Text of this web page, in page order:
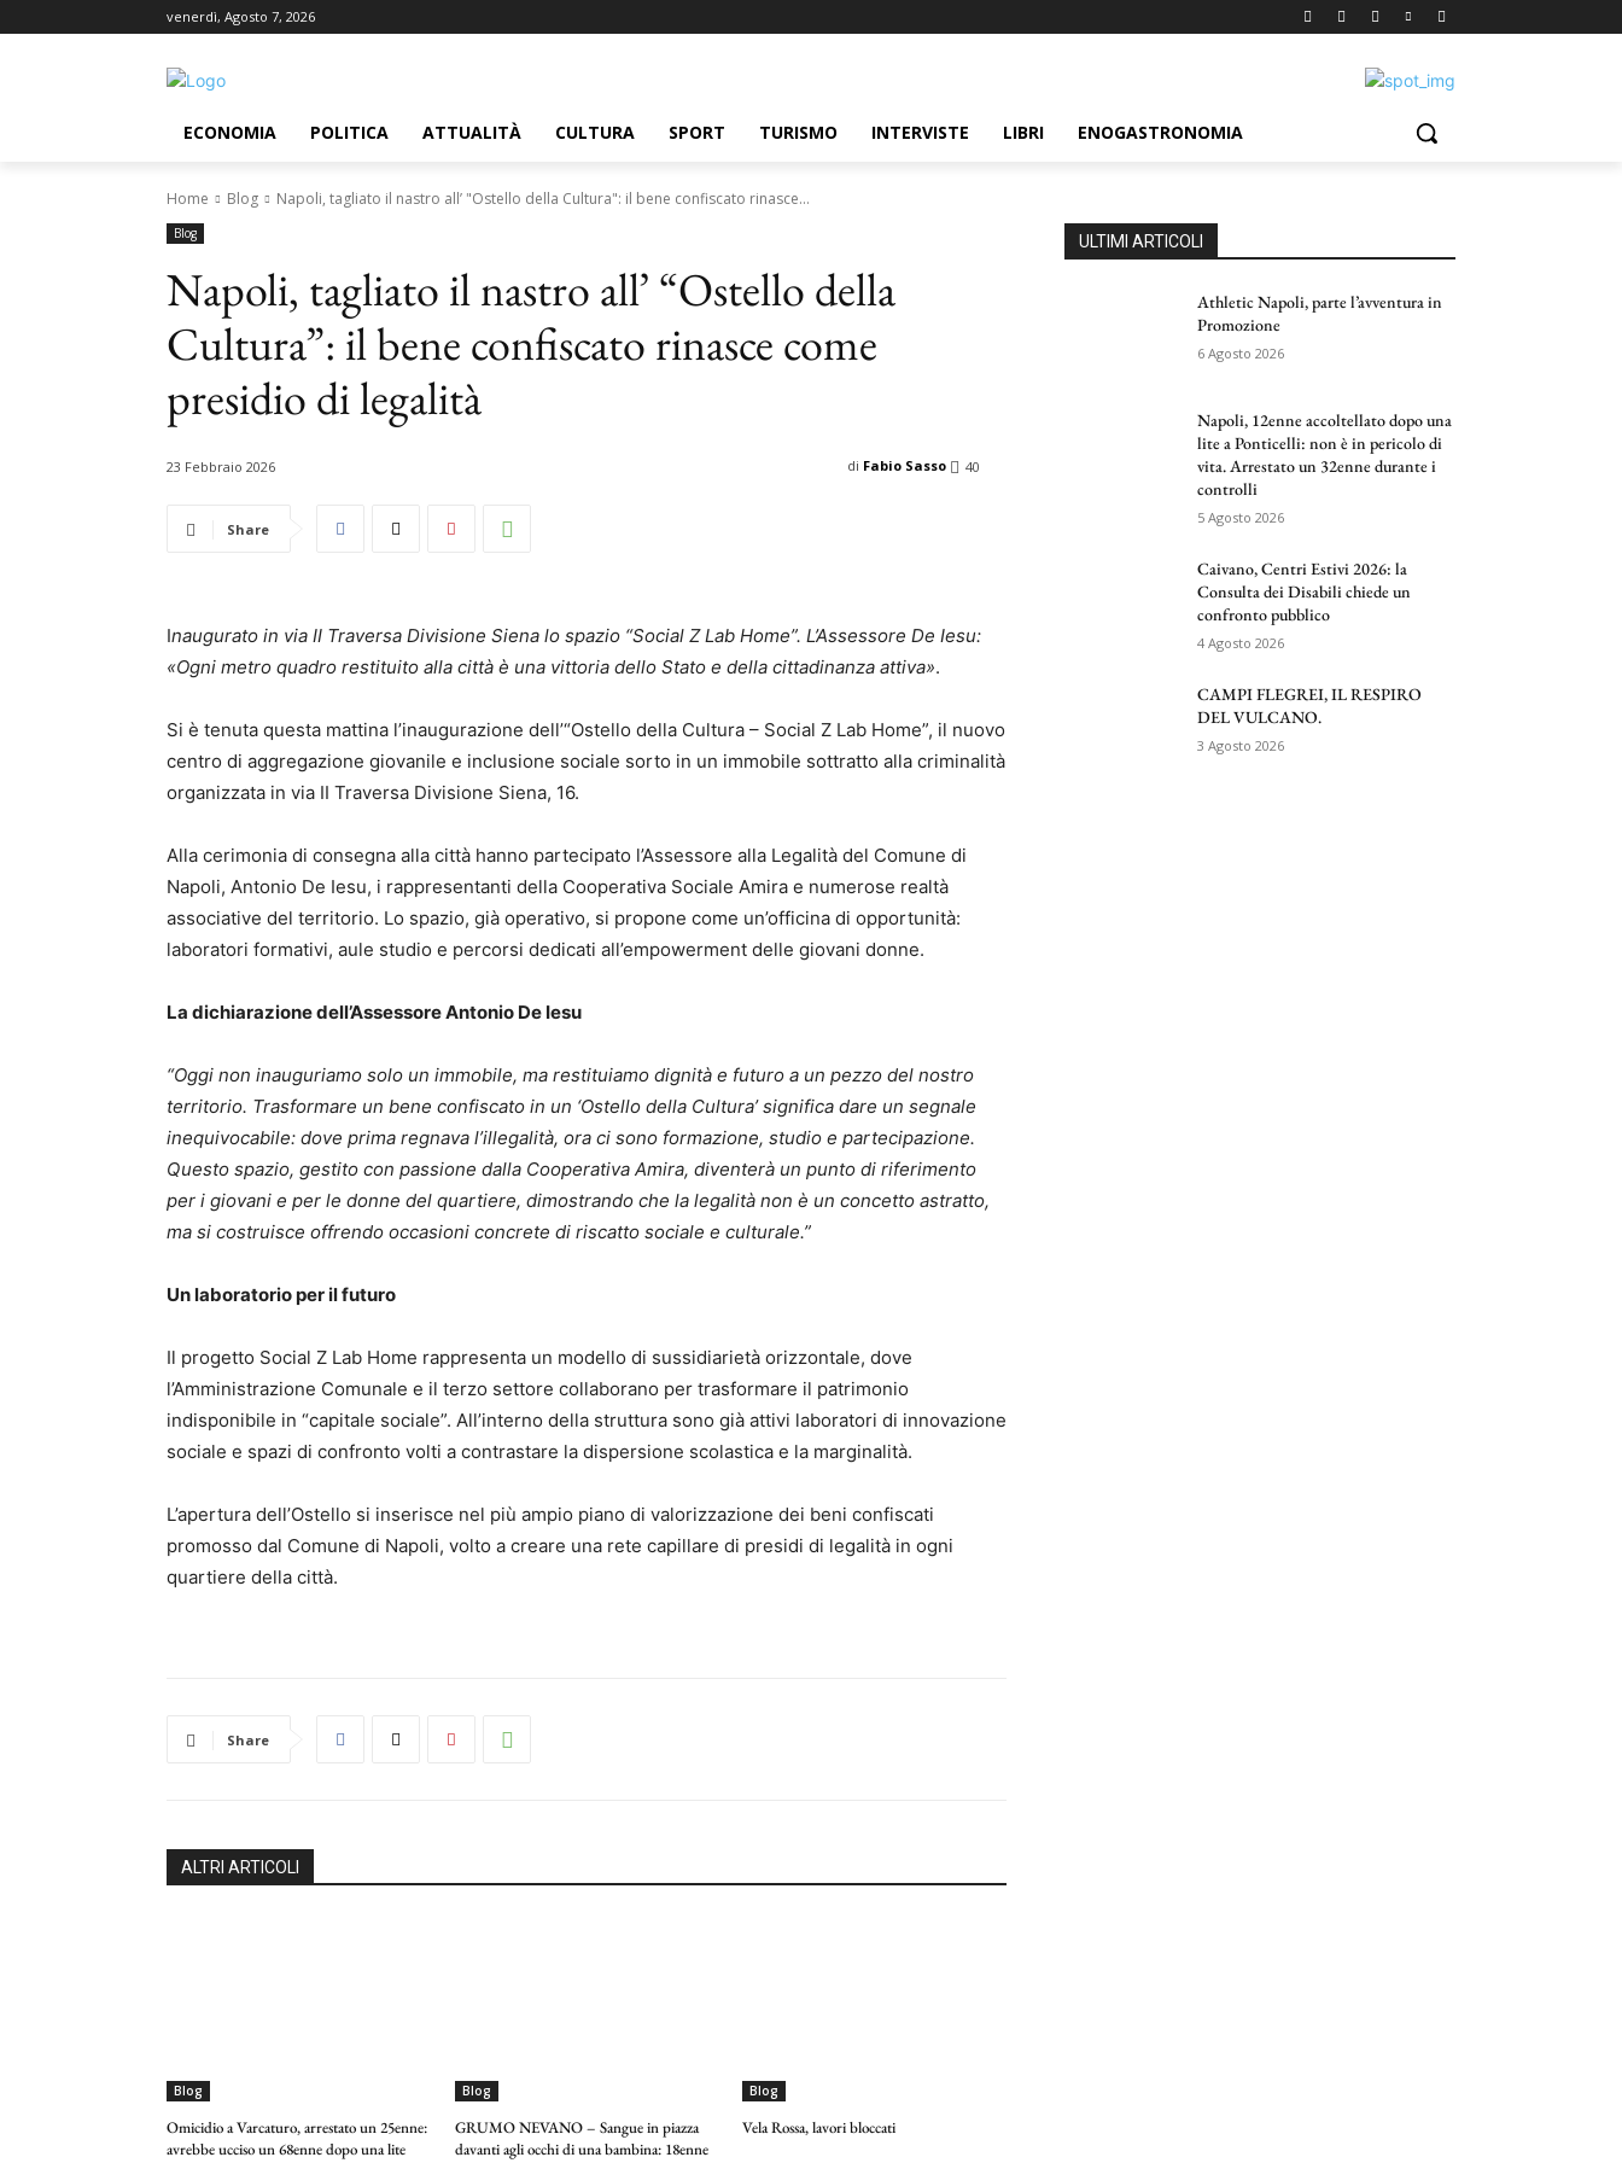
venerdì, Agosto 7, 2026
ECONOMIA POLITICA ATTUALITÀ CULTURA SPORT TURISMO INTERVISTE LIBRI ENOGASTRONOMIA
Home Blog Napoli, tagliato il nastro all’ "Ostello della Cultura": il bene confiscato rinasce...
Blog
Napoli, tagliato il nastro all’ “Ostello della
Cultura”: il bene confiscato rinasce come
presidio di legalità
23 Febbraio 2026 40
di Fabio Sasso
Share
Inaugurato in via II Traversa Divisione Siena lo spazio “Social Z Lab Home”. L’Assessore De Iesu:
«Ogni metro quadro restituito alla città è una vittoria dello Stato e della cittadinanza attiva».
Si è tenuta questa mattina l’inaugurazione dell’“Ostello della Cultura – Social Z Lab Home”, il nuovo
centro di aggregazione giovanile e inclusione sociale sorto in un immobile sottratto alla criminalità
organizzata in via II Traversa Divisione Siena, 16.
Alla cerimonia di consegna alla città hanno partecipato l’Assessore alla Legalità del Comune di
Napoli, Antonio De Iesu, i rappresentanti della Cooperativa Sociale Amira e numerose realtà
associative del territorio. Lo spazio, già operativo, si propone come un’officina di opportunità:
laboratori formativi, aule studio e percorsi dedicati all’empowerment delle giovani donne.
La dichiarazione dell’Assessore Antonio De Iesu
“Oggi non inauguriamo solo un immobile, ma restituiamo dignità e futuro a un pezzo del nostro
territorio. Trasformare un bene confiscato in un ‘Ostello della Cultura’ significa dare un segnale
inequivocabile: dove prima regnava l’illegalità, ora ci sono formazione, studio e partecipazione.
Questo spazio, gestito con passione dalla Cooperativa Amira, diventerà un punto di riferimento
per i giovani e per le donne del quartiere, dimostrando che la legalità non è un concetto astratto,
ma si costruisce offrendo occasioni concrete di riscatto sociale e culturale.”
Un laboratorio per il futuro
Il progetto Social Z Lab Home rappresenta un modello di sussidiarietà orizzontale, dove
l’Amministrazione Comunale e il terzo settore collaborano per trasformare il patrimonio
indisponibile in “capitale sociale”. All’interno della struttura sono già attivi laboratori di innovazione
sociale e spazi di confronto volti a contrastare la dispersione scolastica e la marginalità.
L’apertura dell’Ostello si inserisce nel più ampio piano di valorizzazione dei beni confiscati
promosso dal Comune di Napoli, volto a creare una rete capillare di presidi di legalità in ogni
quartiere della città.
Share
ALTRI ARTICOLI
Blog
Omicidio a Varcaturo, arrestato un 25enne:
avrebbe ucciso un 68enne dopo una lite
Blog
GRUMO NEVANO – Sangue in piazza
davanti agli occhi di una bambina: 18enne
Blog
Vela Rossa, lavori bloccati
ULTIMI ARTICOLI
Athletic Napoli, parte l’avventura in
Promozione
6 Agosto 2026
Napoli, 12enne accoltellato dopo una
lite a Ponticelli: non è in pericolo di
vita. Arrestato un 32enne durante i
controlli
5 Agosto 2026
Caivano, Centri Estivi 2026: la
Consulta dei Disabili chiede un
confronto pubblico
4 Agosto 2026
CAMPI FLEGREI, IL RESPIRO
DEL VULCANO.
3 Agosto 2026